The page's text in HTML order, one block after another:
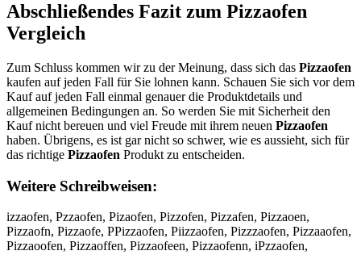
Abschließendes Fazit zum Pizzaofen
Vergleich
Zum Schluss kommen wir zu der Meinung, dass sich das Pizzaofen
kaufen auf jeden Fall für Sie lohnen kann. Schauen Sie sich vor dem
Kauf auf jeden Fall einmal genauer die Produktdetails und
allgemeinen Bedingungen an. So werden Sie mit Sicherheit den
Kauf nicht bereuen und viel Freude mit ihrem neuen Pizzaofen
haben. Übrigens, es ist gar nicht so schwer, wie es aussieht, sich für
das richtige Pizzaofen Produkt zu entscheiden.
Weitere Schreibweisen:
izzaofen, Pzzaofen, Pizaofen, Pizzofen, Pizzafen, Pizzaoen,
Pizzaofn, Pizzaofe, PPizzaofen, Piizzaofen, Pizzzaofen, Pizzaaofen,
Pizzaoofen, Pizzaoffen, Pizzaofeen, Pizzaofenn, iPzzaofen,